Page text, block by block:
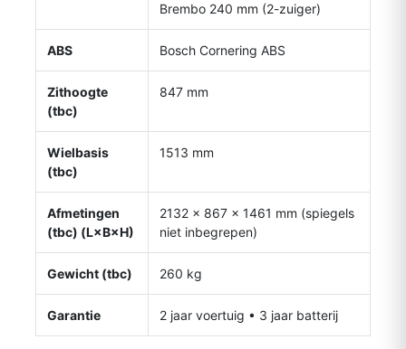
Brembo 240 mm (2-zuiger)
ABS Bosch Cornering ABS
Zithoogte
(tbc)
847 mm
Wielbasis
(tbc)
1513 mm
Afmetingen
(tbc) (L×B×H)
2132 × 867 × 1461 mm (spiegels
niet inbegrepen)
Gewicht (tbc) 260 kg
Garantie 2 jaar voertuig • 3 jaar batterij